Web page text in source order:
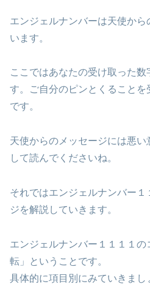
エンジェルナンバーは天使か
います。
ここではあなたの受け取った数
す。ご自分のピンとくること
です。
天使からのメッセージには悪
して読んでくださいね。
それではエンジェルナンバー
ジを解説していきます。
エンジェルナンバー１１１１
転」ということです。
具体的に項目別にみていきまし